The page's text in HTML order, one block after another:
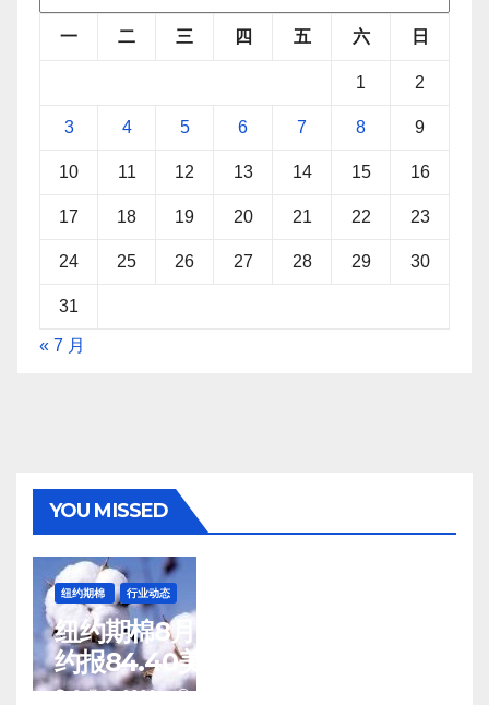
一 二 三 四 五 六 日
1 2
3 4 5 6 7 8 9
10 11 12 13 14 15 16
17 18 19 20 21 22 23
24 25 26 27 28 29 30
31
« 7 月
YOU MISSED
纽约期棉 行业动态
纽约期棉8月7日(周五)收涨12月合
约报84.40美分/磅
8 月 8, 2026 TENG